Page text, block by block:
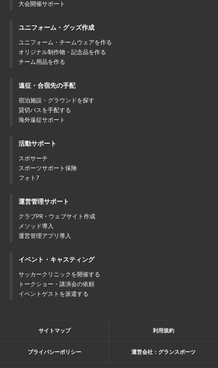
大会開催サポート
ユニフォーム・グッズ作成
ユニフォーム・チームウェアを作る
オリジナル制作物・記念品を作る
チーム用品を作る
遠征・合宿先の手配
宿泊施設・グラウンドを探す
貸切バスを手配する
海外遠征サポート
活動サポート
スポサーチ
スポーツサポート保険
フォト7
運営管理サポート
クラブPR・ウェブサイト作成
メソッド導入
運営管理アプリ導入
イベント・キャスティング
サッカークリニックを開催する
トークショー・講演会の依頼
イベントゲストを派遣する
サイトマップ 利用規約
プライバシーポリシー 運営会社：グランスポーツ